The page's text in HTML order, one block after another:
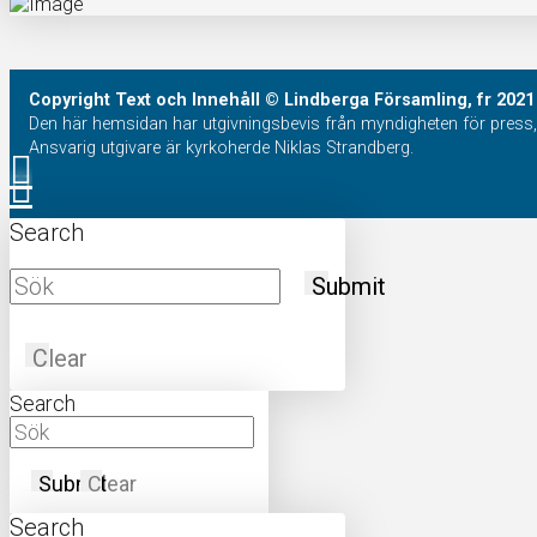
Copyright Text och Innehåll
© Lindberga Församling, fr 2021
Den här hemsidan har utgivningsbevis från myndigheten för
Ansvarig utgivare är kyrkoherde Niklas Strandberg.
Search
Submit
Clear
Search
SubmitClear
Search